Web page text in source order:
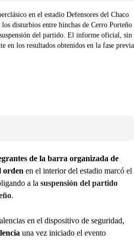
en el estadio Defensores del Chaco
disturbios entre hinchas de Cerro Porteño
del partido. El informe oficial, sin
en los resultados obtenidos en la fase previa
de la barra organizada de
orden en el interior del estadio marcó el
a la suspensión del partido
.
en el dispositivo de seguridad,
una vez iniciado el evento